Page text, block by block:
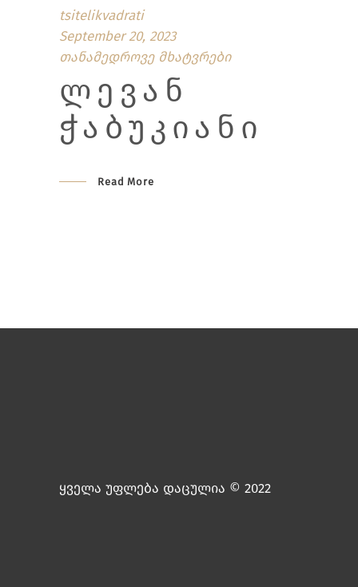
tsitelikvadrati
September 20, 2023
თანამედროვე მხატვრები
ᲚᲔᲕᲐᲜ
ᲭᲐᲑᲣᲙᲘᲐᲜᲘ
Read More
ყველა უფლება დაცულია © 2022